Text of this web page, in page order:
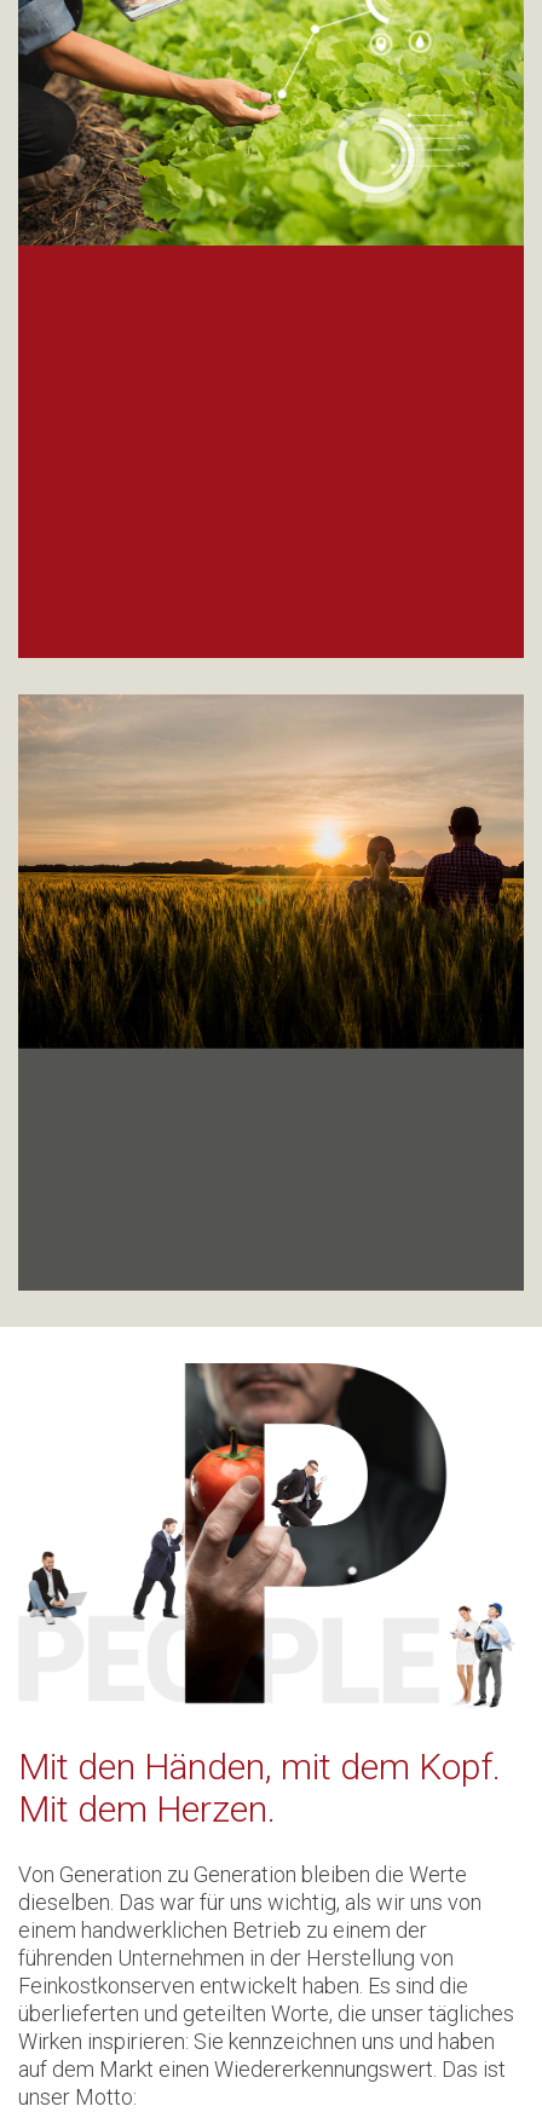
Mission
Die Anforderungen seiner Kunden über die
Suche der besten Rohstoffe, innovative Anlagen
und einen geeigneten technischen und
kommerziellen Support und Unterstützung im
Marketing erfüllen. Die Suche nach dem Besten
und die kontinuierliche Verbesserung und
Vertrauenswürdigkeit gegenüber unseren
Stakeholdern: Von den Lieferanten bis zu den
Kunden mittels der Valorisierung aller Personen
und Gebiete, die mit uns zusammenarbeiten.
Vision
Der Bezugspunkt für Qualitätund Innovation in
der Produktion und Auswahl von
Lebensmittelspezialitäten für die Welt
modernen Gastgewerbesfür unsere Stakeholder
werden, indem wir für sie einen Wert schaffen.
Mit den Händen, mit dem Kopf.
Mit dem Herzen.
Von Generation zu Generation bleiben die Werte
dieselben. Das war für uns wichtig, als wir uns von
einem handwerklichen Betrieb zu einem der
führenden Unternehmen in der Herstellung von
Feinkostkonserven entwickelt haben. Es sind die
überlieferten und geteilten Worte, die unser tägliches
Wirken inspirieren: Sie kennzeichnen uns und haben
auf dem Markt einen Wiedererkennungswert. Das ist
unser Motto: